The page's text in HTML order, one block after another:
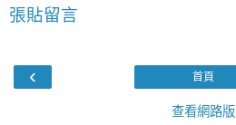
張貼留言
‹ 首頁
查看網路版